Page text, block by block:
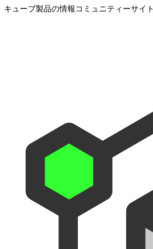
キューブ製品の情報コミュニティーサイト